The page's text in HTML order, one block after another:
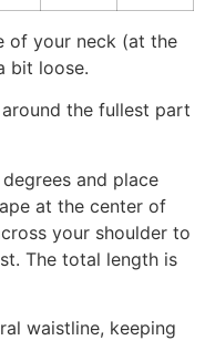
of your neck (at the
bit loose.
the fullest part
and place
at the center of
your shoulder to
The total length is
waistline, keeping